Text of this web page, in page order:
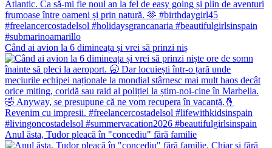
Când ai avion la 6 dimineața și vrei să prinzi niș
Anul ăsta, Tudor pleacă în "concediu" fără familie